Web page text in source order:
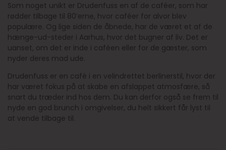
Som noget unikt er Drudenfuss en af de caféer, som har
rødder tilbage til 80’erne, hvor caféer for alvor blev
populære. Og lige siden de åbnede, har de været et af de
hænge-ud-steder i Aarhus, hvor det bugner af liv. Det er
uanset, om det er inde i caféen eller for de gæster, som
nyder deres mad ude.
Drudenfuss er en café i en velindrettet berlinerstil, hvor der
har været fokus på at skabe en afslappet atmosfære, så
snart du træder ind hos dem. Du kan derfor også se frem til
nyde en god brunch i omgivelser, du helt sikkert får lyst til
at vende tilbage til.